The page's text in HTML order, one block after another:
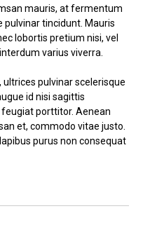
mauris, at fermentum
pulvinar tincidunt. Mauris
lobortis pretium nisi, vel
varius viverra.
ultrices pulvinar scelerisque
id nisi sagittis
porttitor. Aenean
et, commodo vitae justo.
purus non consequat